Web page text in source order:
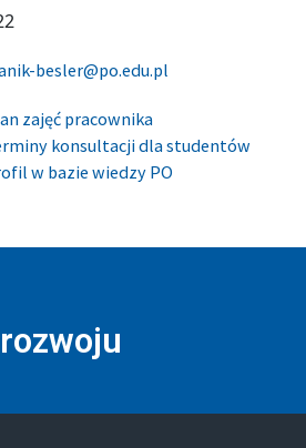
besler@po.edu.pl
zajęć pracownika
konsultacji dla studentów
w bazie wiedzy PO